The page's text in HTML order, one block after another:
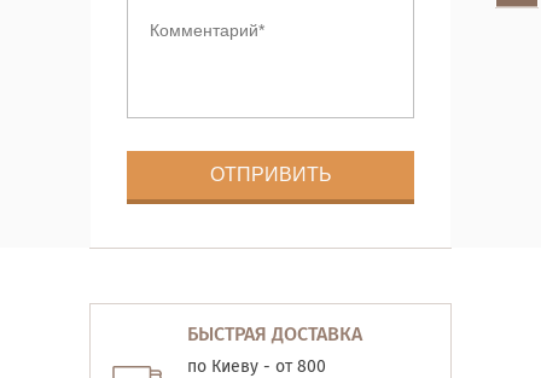
БЫСТРАЯ ДОСТАВКА
по Киеву - от 800